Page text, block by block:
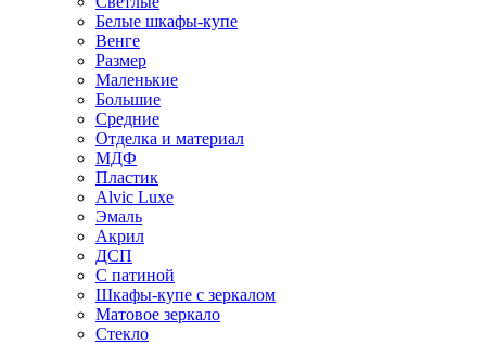
Белые шкафы-купе
Венге
Размер
Маленькие
Большие
Средние
Отделка и материал
МДФ
Пластик
Alvic Luxe
Эмаль
Акрил
ДСП
С патиной
Шкафы-купе с зеркалом
Матовое зеркало
Стекло